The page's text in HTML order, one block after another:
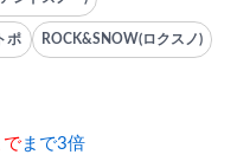
ポ ROCK&SNOW(ロクスノ)
まで3倍